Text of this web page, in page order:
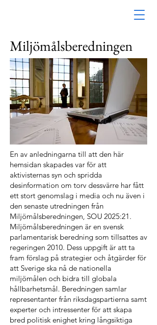
Miljömålsberedningen
En av anledningarna till att den här
hemsidan skapades var för att
aktivisternas syn och spridda
desinformation om torv dessvärre har fått
ett stort genomslag i media och nu även i
den senaste utredningen från
Miljömålsberedningen, SOU 2025:21.
Miljömålsberedningen är en svensk
parlamentarisk beredning som tillsattes av
regeringen 2010. Dess uppgift är att ta
fram förslag på strategier och åtgärder för
att Sverige ska nå de nationella
miljömålen och bidra till globala
hållbarhetsmål. Beredningen samlar
representanter från riksdagspartierna samt
experter och intressenter för att skapa
bred politisk enighet kring långsiktiga